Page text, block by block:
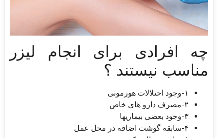
چه افرادی برای انجام لیزر
مناسب نیستند ؟
۱-وجود اختلالات هورمونی
۲-مصرف دارو های خاص
۳-وجود بعضی بیماریها
۴-سابقه گوشت اضافه در محل عمل